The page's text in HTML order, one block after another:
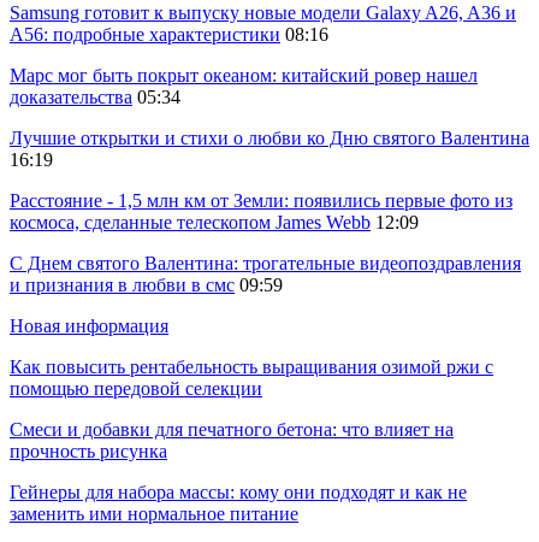
Samsung готовит к выпуску новые модели Galaxy A26, A36 и
A56: подробные характеристики 08:16
Марс мог быть покрыт океаном: китайский ровер нашел
доказательства 05:34
Лучшие открытки и стихи о любви ко Дню святого Валентина
16:19
Расстояние - 1,5 млн км от Земли: появились первые фото из
космоса, сделанные телескопом James Webb 12:09
С Днем святого Валентина: трогательные видеопоздравления
и признания в любви в смс 09:59
Новая информация
Как повысить рентабельность выращивания озимой ржи с
помощью передовой селекции
Смеси и добавки для печатного бетона: что влияет на
прочность рисунка
Гейнеры для набора массы: кому они подходят и как не
заменить ими нормальное питание